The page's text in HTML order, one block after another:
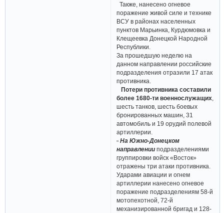
Также, нанесено огневое
поражение живой силе и технике
ВСУ в районах населенных
пунктов Марьинка, Курдюмовка и
Клещеевка Донецкой Народной
Республики.
За прошедшую неделю на
данном направлении российские
подразделения отразили 17 атак
противника.
Потери противника составили
более 1680-ти военнослужащих
шесть танков, шесть боевых
бронированных машин, 31
автомобиль и 19 орудий полевой
артиллерии.
▫ На Южно-Донецком
направлении подразделениями
группировки войск «Восток»
отражены три атаки противника.
Ударами авиации и огнем
артиллерии нанесено огневое
поражение подразделениям 58-й
мотопехотной, 72-й
механизированной бригад и 128-